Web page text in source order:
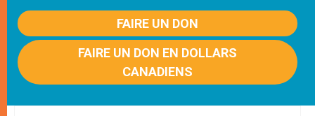
FAIRE UN DON
FAIRE UN DON EN DOLLARS
CANADIENS